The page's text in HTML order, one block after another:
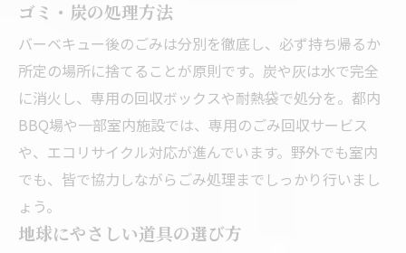
ゴミ・炭の処理方法
バーベキュー後のごみは分別を徹底し、必ず持ち帰るか
所定の場所に捨てることが原則です。炭や灰は水で完全
に消火し、専用の回収ボックスや耐熱袋で処分を。都内
BBQ場や一部室内施設では、専用のごみ回収サービス
や、エコリサイクル対応が進んでいます。野外でも室内
でも、皆で協力しながらごみ処理までしっかり行いまし
ょう。
地球にやさしい道具の選び方